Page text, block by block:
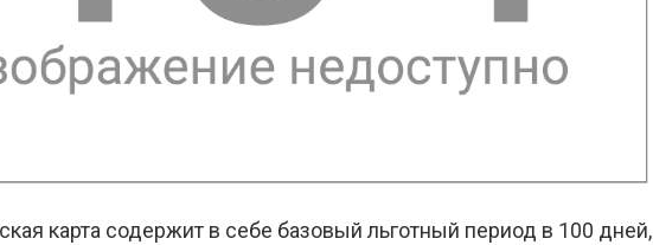
карта содержит в себе базовый льготный период в 100 дней,